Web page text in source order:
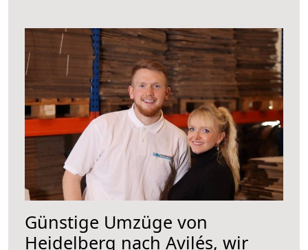
Günstige Umzüge von
Heidelberg nach Avilés, wir